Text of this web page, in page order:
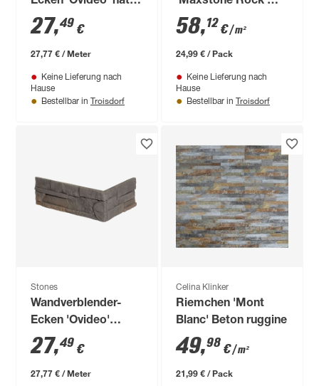
Beton
27,49 €
27,77 € / Meter
Keine Lieferung nach
Hause
Bestellbar in Troisdorf
Beton grau
58,12€/ m²
24,99 € / Pack
Keine Lieferung nach
Hause
Bestellbar in Troisdorf
Stones
Wandverblender-
Ecken 'Ovideo'
dunkelgrau, Beton
27,49 €
27,77 € / Meter
Celina Klinker
Riemchen 'Mont
Blanc' Beton ruggine
49,98 €/ m²
21,99 € / Pack